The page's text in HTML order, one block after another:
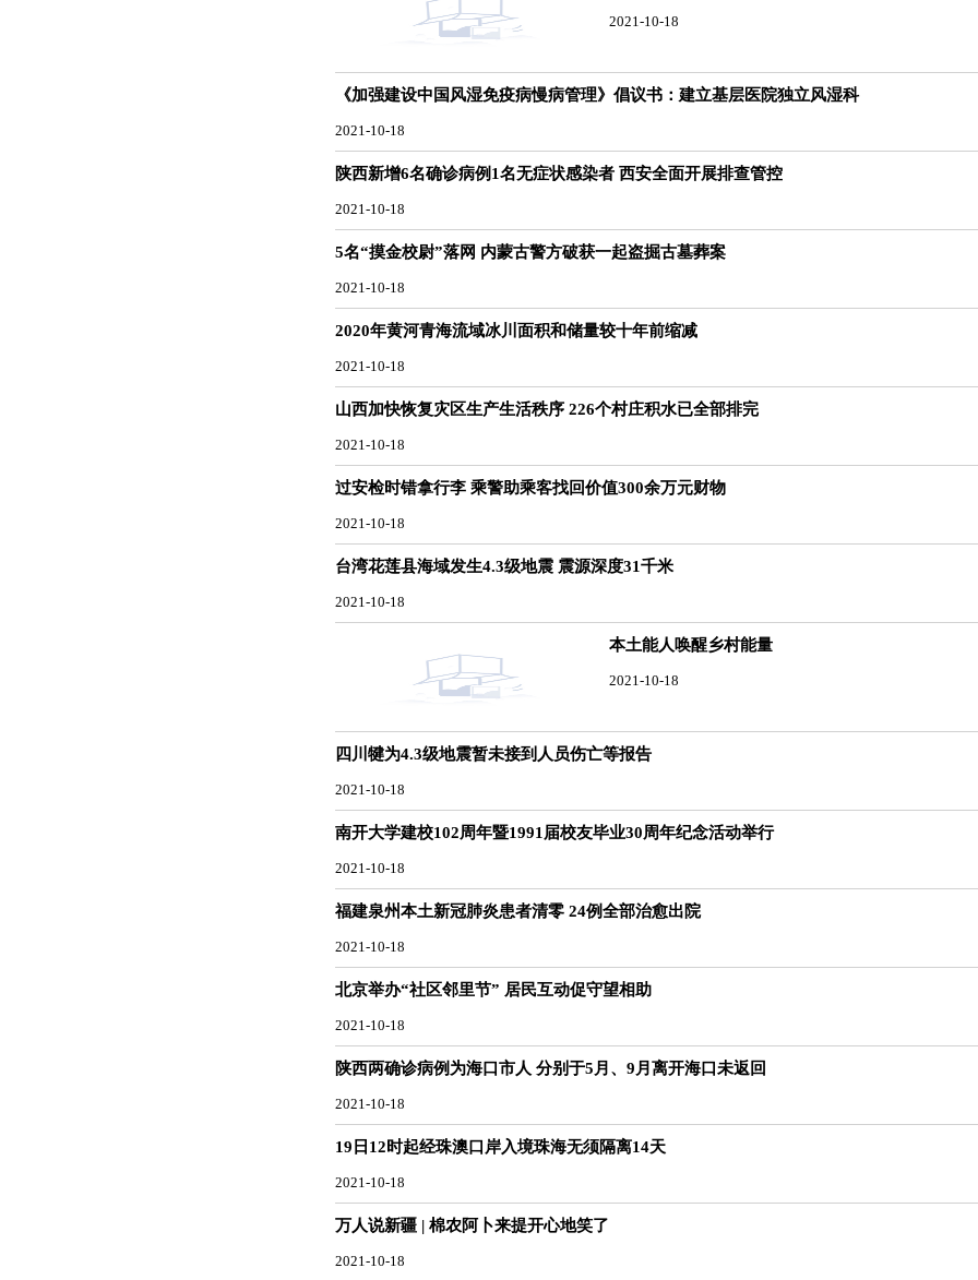
2021-10-18
《加强建设中国风湿免疫病慢病管理》倡议书：建立基层医院独立风湿科
2021-10-18
陕西新增6名确诊病例1名无症状感染者 西安全面开展排查管控
2021-10-18
5名“摸金校尉”落网 内蒙古警方破获一起盗掘古墓葬案
2021-10-18
2020年黄河青海流域冰川面积和储量较十年前缩减
2021-10-18
山西加快恢复灾区生产生活秩序 226个村庄积水已全部排完
2021-10-18
过安检时错拿行李 乘警助乘客找回价值300余万元财物
2021-10-18
台湾花莲县海域发生4.3级地震 震源深度31千米
2021-10-18
本土能人唤醒乡村能量
2021-10-18
四川犍为4.3级地震暂未接到人员伤亡等报告
2021-10-18
南开大学建校102周年暨1991届校友毕业30周年纪念活动举行
2021-10-18
福建泉州本土新冠肺炎患者清零 24例全部治愈出院
2021-10-18
北京举办“社区邻里节” 居民互动促守望相助
2021-10-18
陕西两确诊病例为海口市人 分别于5月、9月离开海口未返回
2021-10-18
19日12时起经珠澳口岸入境珠海无须隔离14天
2021-10-18
万人说新疆 | 棉农阿卜来提开心地笑了
2021-10-18